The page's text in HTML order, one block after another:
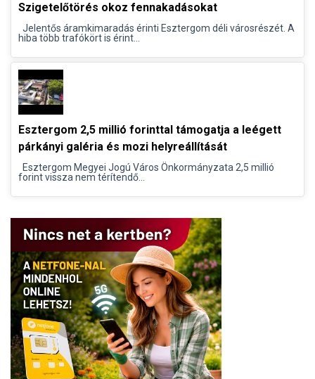
Szigetelőtörés okoz fennakadásokat
Jelentős áramkimaradás érinti Esztergom déli városrészét. A
hiba több trafókört is érint...
Esztergom 2,5 millió forinttal támogatja a leégett
párkányi galéria és mozi helyreállítását
Esztergom Megyei Jogú Város Önkormányzata 2,5 millió
forint vissza nem térítendő...